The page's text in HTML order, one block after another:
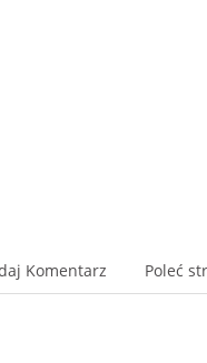
Komentarz Poleć